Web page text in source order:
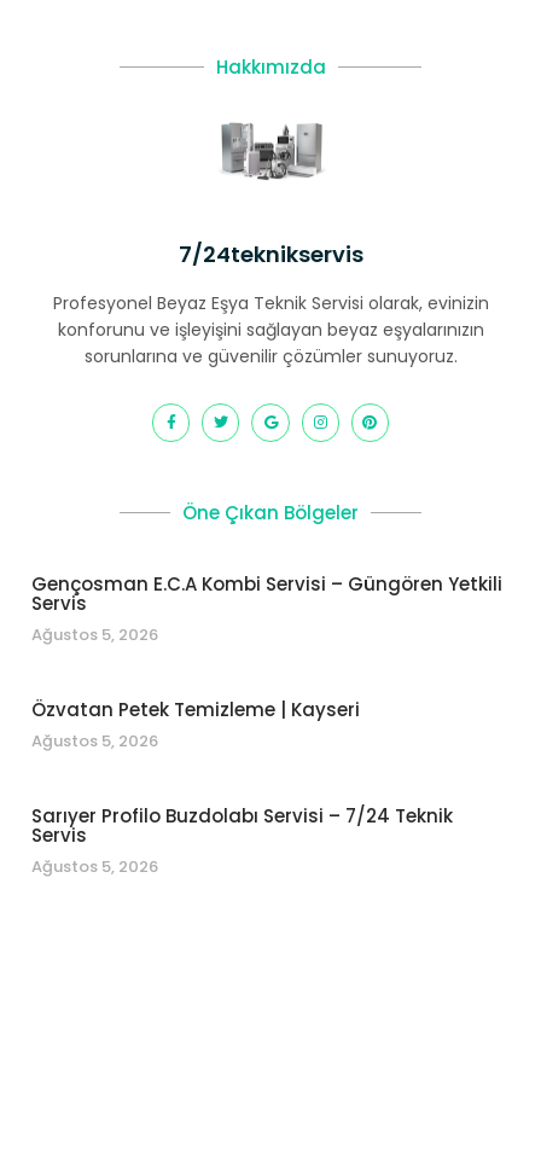
Hakkımızda
7/24teknikservis
Profesyonel Beyaz Eşya Teknik Servisi olarak, evinizin
konforunu ve işleyişini sağlayan beyaz eşyalarınızın
sorunlarına ve güvenilir çözümler sunuyoruz.
Öne Çıkan Bölgeler
Gençosman E.C.A Kombi Servisi – Güngören Yetkili
Servis
Ağustos 5, 2026
Özvatan Petek Temizleme | Kayseri
Ağustos 5, 2026
Sarıyer Profilo Buzdolabı Servisi – 7/24 Teknik
Servis
Ağustos 5, 2026